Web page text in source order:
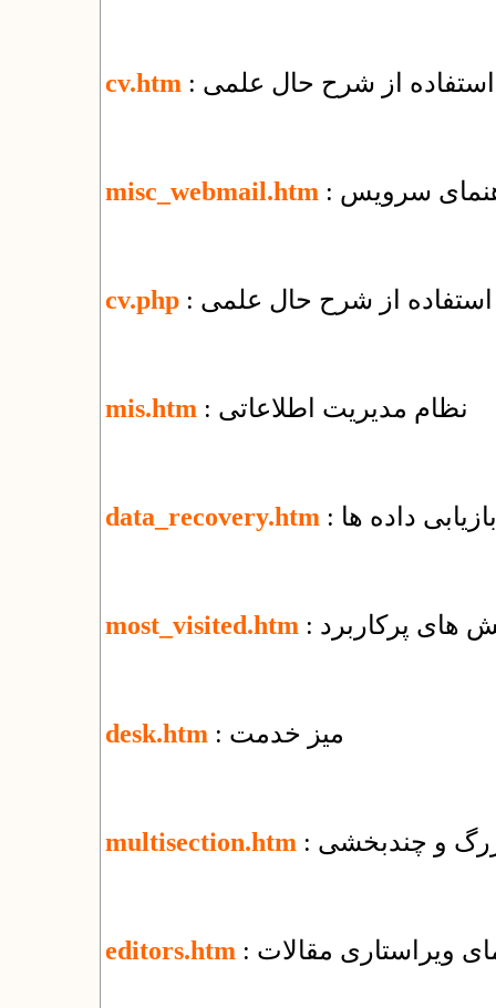
cv.htm از شرح حال علمی
misc_webmail.htm
cv.php از شرح حال علمی
mis.htm : نظام مدیریت اطلاعاتی
data_recovery.htm داده ها
most_visited.htm های پرکاربرد
desk.htm : میز خدمت
multisection.htm و چندبخشی
editors.htm ویراستاری مقالات